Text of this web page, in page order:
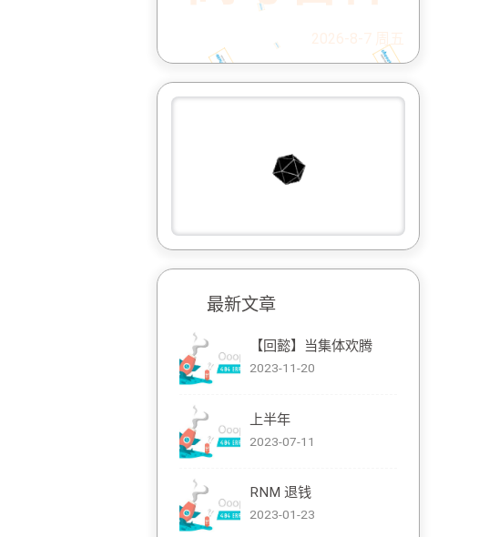
2026-8-7 周五
最新文章
【回懿】当集体欢腾
2023-11-20
上半年
2023-07-11
RNM 退钱
2023-01-23